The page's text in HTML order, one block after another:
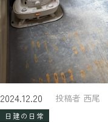
2024.12.20 投稿者 西尾
日建の日常